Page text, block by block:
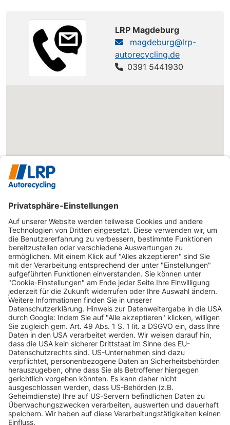
LRP Magdeburg
magdeburg@lrp-
autorecycling.de
0391 5441930
INFORMATIONEN
KUNDENSERVICE
INFORMATIONEN
ZAHLUNGSARTEN
KONTAKT